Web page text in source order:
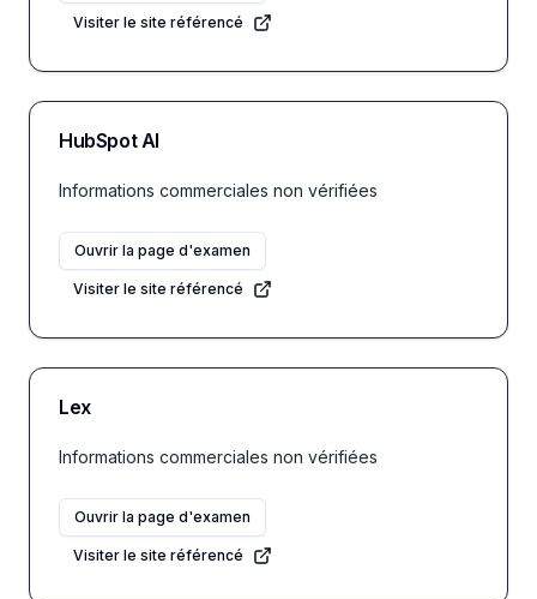
Visiter le site référencé
HubSpot AI
Informations commerciales non vérifiées
Ouvrir la page d'examen
Visiter le site référencé
Lex
Informations commerciales non vérifiées
Ouvrir la page d'examen
Visiter le site référencé